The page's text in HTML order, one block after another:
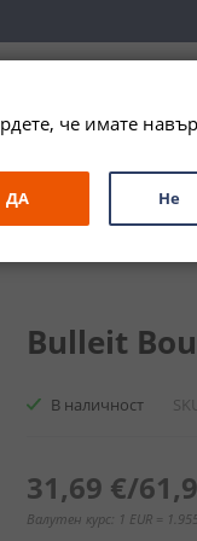
ЗА ПОДАРЪК ПРОМО
Bulleit
В наличност
31,69 €/
Валутен курс: 1 EUR =
че имате
ДА Не